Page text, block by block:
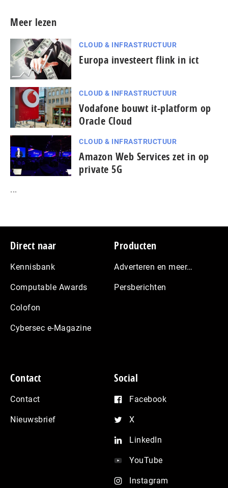
Meer lezen
CLOUD & INFRASTRUCTUUR
Europa investeert flink in ict
CLOUD & INFRASTRUCTUUR
Vodafone bouwt it-platform op
Oracle Cloud
CLOUD & INFRASTRUCTUUR
Amazon Web Services zet in op
private 5G
...
Footer
Direct naar
Kennisbank
Computable Awards
Colofon
Cybersec e-Magazine
Producten
Adverteren en meer…
Persberichten
Contact
Contact
Nieuwsbrief
Social
Facebook
X
LinkedIn
YouTube
Instagram